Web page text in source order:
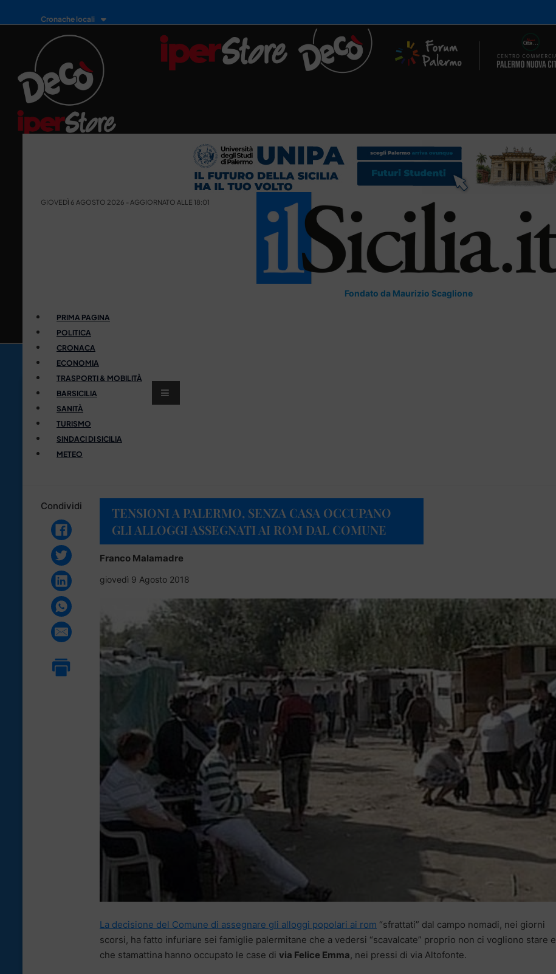
Cronache locali
GIOVEDÌ 6 AGOSTO 2026 - AGGIORNATO ALLE 18:01
Fondato da Maurizio Scaglione
PRIMA PAGINA
POLITICA
CRONACA
ECONOMIA
TRASPORTI & MOBILITÀ
BARSICILIA
SANITÀ
TURISMO
SINDACI DI SICILIA
METEO
Condividi
TENSIONI A PALERMO, SENZA CASA OCCUPANO
GLI ALLOGGI ASSEGNATI AI ROM DAL COMUNE
Franco Malamadre
giovedì 9 Agosto 2018
La decisione del Comune di assegnare gli alloggi popolari ai rom “sfrattati” dal campo nomadi, nei giorni
scorsi, ha fatto infuriare sei famiglie palermitane che a vedersi “scavalcate” proprio non ci vogliono stare e
che stamattina hanno occupato le case di via Felice Emma, nei pressi di via Altofonte.